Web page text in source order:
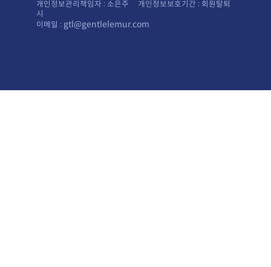
시
이메일 : gtl@gentlelemur.com